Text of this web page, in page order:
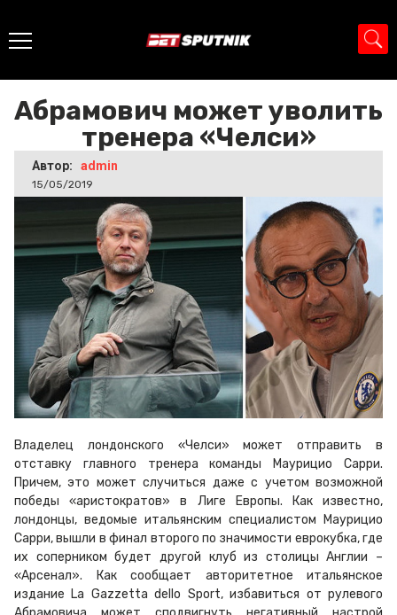
Абрамович может уволить тренера
Абрамович может уволить
тренера «Челси»
Автор: admin
15/05/2019
Владелец лондонского «Челси» может отправить в
отставку главного тренера команды Маурицио Сарри.
Причем, это может случиться даже с учетом возможной
победы «аристократов» в Лиге Европы. Как известно,
лондонцы, ведомые итальянским специалистом Маурицио
Сарри, вышли в финал второго по значимости еврокубка, где
их соперником будет другой клуб из столицы Англии –
«Арсенал». Как сообщает авторитетное итальянское
издание La Gazzetta dello Sport, избавиться от рулевого